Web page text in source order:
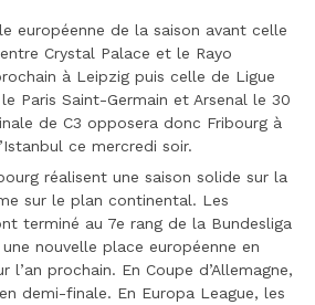
européenne de la saison avant celle
Crystal Palace et le Rayo
à Leipzig puis celle de Ligue
Paris Saint-Germain et Arsenal le 30
de C3 opposera donc Fribourg à
ce mercredi soir.
réalisent une saison solide sur la
sur le plan continental. Les
terminé au 7e rang de la Bundesliga
nouvelle place européenne en
l’an prochain. En Coupe d’Allemagne,
demi-finale. En Europa League, les